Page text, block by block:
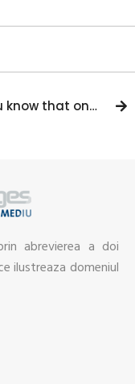
Did you know that one-third or more of the food we produce each year is never eaten?
abrevierea a doi
ilustreaza domeniul